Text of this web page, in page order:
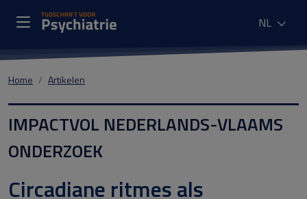
NL
Home Artikelen
IMPACTVOL NEDERLANDS-VLAAMS
ONDERZOEK
Circadiane ritmes als